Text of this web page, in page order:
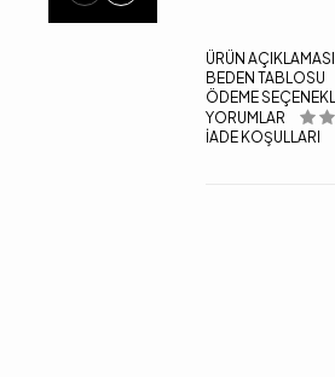
ÜRÜN AÇIKLAMASI
BEDEN TABLOSU
ÖDEME
YORUMLAR
İADE KOŞULLARI